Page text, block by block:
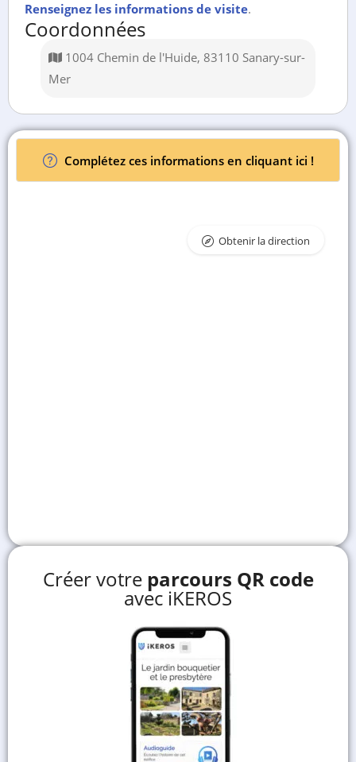
Renseignez les informations de visite.
Coordonnées
1004 Chemin de l'Huide, 83110 Sanary-sur-
Mer
Complétez ces informations en cliquant ici !
Obtenir la direction
Créer votre parcours QR code
avec iKEROS